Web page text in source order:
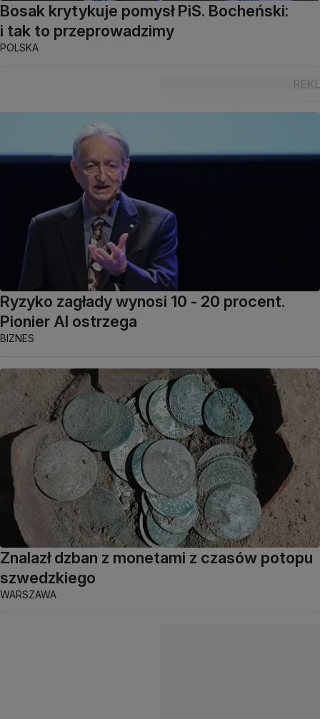
Bosak krytykuje pomysł PiS. Bocheński:
i tak to przeprowadzimy
POLSKA
Ryzyko zagłady wynosi 10 - 20 procent.
Pionier AI ostrzega
BIZNES
Znalazł dzban z monetami z czasów potopu
szwedzkiego
WARSZAWA